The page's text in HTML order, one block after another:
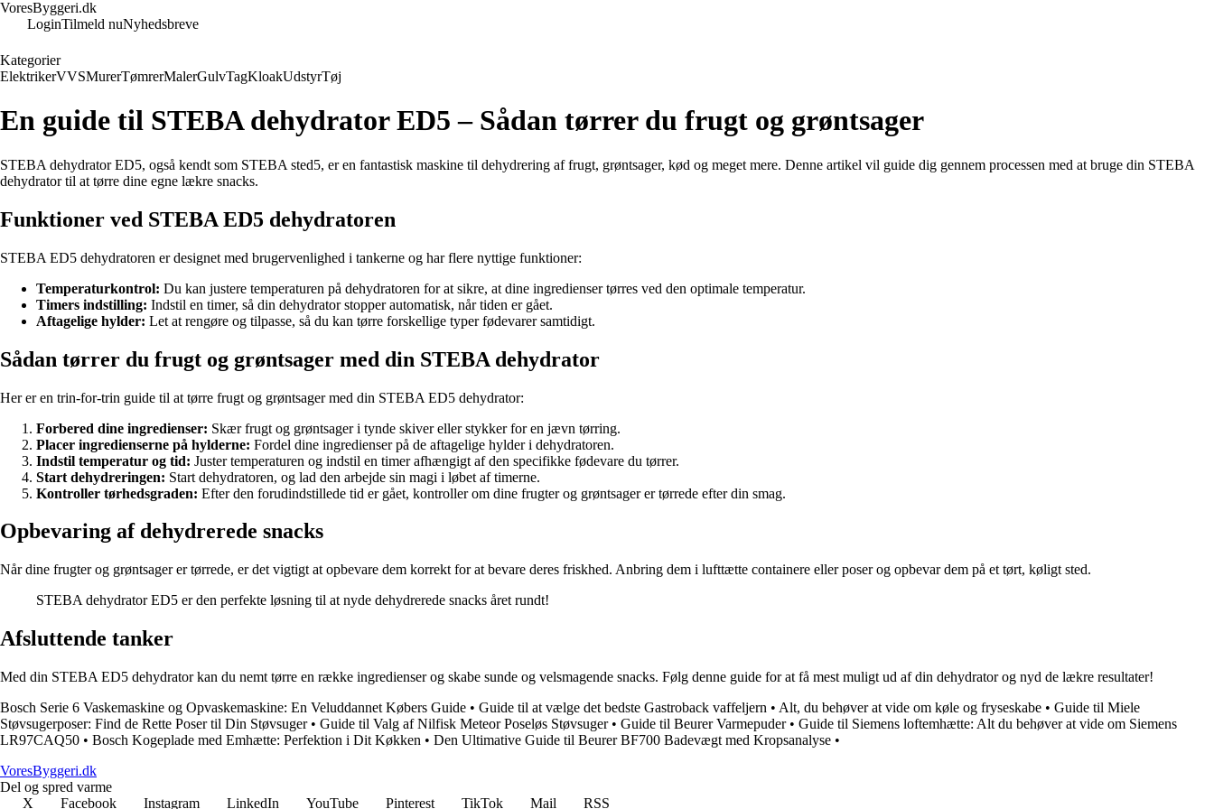
VoresByggeri.dk
LoginTilmeld nuNyhedsbreve
Kategorier
ElektrikerVVSMurerTømrerMalerGulvTagKloakUdstyrTøj
En guide til STEBA dehydrator ED5 – Sådan tørrer du frugt og grøntsager
STEBA dehydrator ED5, også kendt som STEBA sted5, er en fantastisk maskine til dehydrering af frugt, grøntsager, kød og meget mere. Denne artikel vil guide dig gennem processen med at bruge din STEBA
dehydrator til at tørre dine egne lækre snacks.
Funktioner ved STEBA ED5 dehydratoren
STEBA ED5 dehydratoren er designet med brugervenlighed i tankerne og har flere nyttige funktioner:
Temperaturkontrol: Du kan justere temperaturen på dehydratoren for at sikre, at dine ingredienser tørres ved den optimale temperatur.
Timers indstilling: Indstil en timer, så din dehydrator stopper automatisk, når tiden er gået.
Aftagelige hylder: Let at rengøre og tilpasse, så du kan tørre forskellige typer fødevarer samtidigt.
Sådan tørrer du frugt og grøntsager med din STEBA dehydrator
Her er en trin-for-trin guide til at tørre frugt og grøntsager med din STEBA ED5 dehydrator:
Forbered dine ingredienser: Skær frugt og grøntsager i tynde skiver eller stykker for en jævn tørring.
Placer ingredienserne på hylderne: Fordel dine ingredienser på de aftagelige hylder i dehydratoren.
Indstil temperatur og tid: Juster temperaturen og indstil en timer afhængigt af den specifikke fødevare du tørrer.
Start dehydreringen: Start dehydratoren, og lad den arbejde sin magi i løbet af timerne.
Kontroller tørhedsgraden: Efter den forudindstillede tid er gået, kontroller om dine frugter og grøntsager er tørrede efter din smag.
Opbevaring af dehydrerede snacks
Når dine frugter og grøntsager er tørrede, er det vigtigt at opbevare dem korrekt for at bevare deres friskhed. Anbring dem i lufttætte containere eller poser og opbevar dem på et tørt, køligt sted.
STEBA dehydrator ED5 er den perfekte løsning til at nyde dehydrerede snacks året rundt!
Afsluttende tanker
Med din STEBA ED5 dehydrator kan du nemt tørre en række ingredienser og skabe sunde og velsmagende snacks. Følg denne guide for at få mest muligt ud af din dehydrator og nyd de lækre resultater!
Bosch Serie 6 Vaskemaskine og Opvaskemaskine: En Veluddannet Købers Guide • Guide til at vælge det bedste Gastroback vaffeljern • Alt, du behøver at vide om køle og fryseskabe • Guide til Miele
Støvsugerposer: Find de Rette Poser til Din Støvsuger• Guide til Valg af Nilfisk Meteor Poseløs Støvsuger• Guide til Beurer Varmepuder• Guide til Siemens loftemhætte: Alt du behøver at vide om Siemens
LR97CAQ50 • Bosch Kogeplade med Emhætte: Perfektion i Dit Køkken • Den Ultimative Guide til Beurer BF700 Badevægt med Kropsanalyse •
VoresByggeri.dk
Del og spred varme
X
Facebook Instagram LinkedIn YouTube Pinterest TikTok Mail RSS